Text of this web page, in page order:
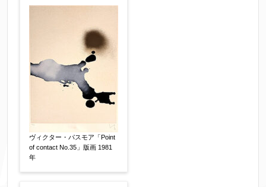
↑ 同意頂けましたらチェックを入れてくださ
※データはSSL(Secure Sockets Layer)通信によ
ヴィクター・パスモア「Point
of contact No.35」版画 1981
年